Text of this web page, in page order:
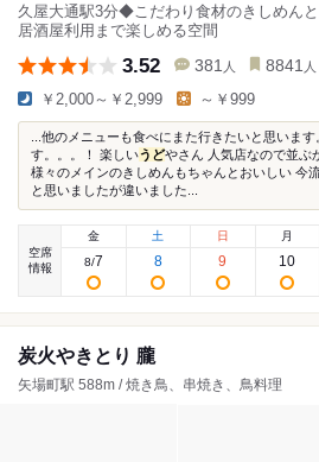
久屋大通駅3分◆こだわり食材のきしめん
居酒屋利用まで楽しめる空間
3.52 381 人 8841 人
￥2,000～￥2,999 ～￥999
...他のメニューも食べにまた行きたいと思いま
す。。。！ 楽しいうどやさん 人気店なので並ぶ
様々のメインのきしめんもちゃんとおいしい 今
と思いましたが違いました...
空席
情報
金
8/7
土
8
日
9
月
10
炭火やきとり 朧
矢場町駅 588m / 焼き鳥、串焼き、鳥料理